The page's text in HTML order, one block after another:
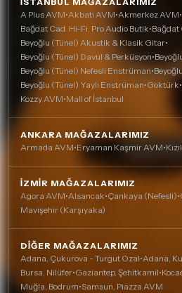
A Plus AVM•Akbatı AVM•Akmerkez AVM•
Bağdat Cad. Hi-Fi, Pro Audio Butik•Bağdat
Beyoğlu (Tünel) Akustik & Klasik Gitar•
Beyoğlu (Tünel) Davul & Perküsyon•
Beyoğlu (Tünel) Nefesli Enstrüman•
Beyoğlu (Tünel) Yaylı Enstrüman•Göktürk•
Kozzy AVM•Mall of İstanbul
ANKARA MAĞAZALARIMIZ
Armada AVM•Eryaman Kaşmir AVM•
İZMIR MAĞAZALARIMIZ
Agora AVM•Alsancak•Çankaya (Nefesli)•
Mavişehir (Karşıyaka)
DIĞER MAĞAZALARIMIZ
Adana, Çukurova - Turgut Özal•Adana,
Bursa, Nilüfer•Gaziantep, Şehitkamil•
Muğla, Bodrum•Samsun, Piazza AVM